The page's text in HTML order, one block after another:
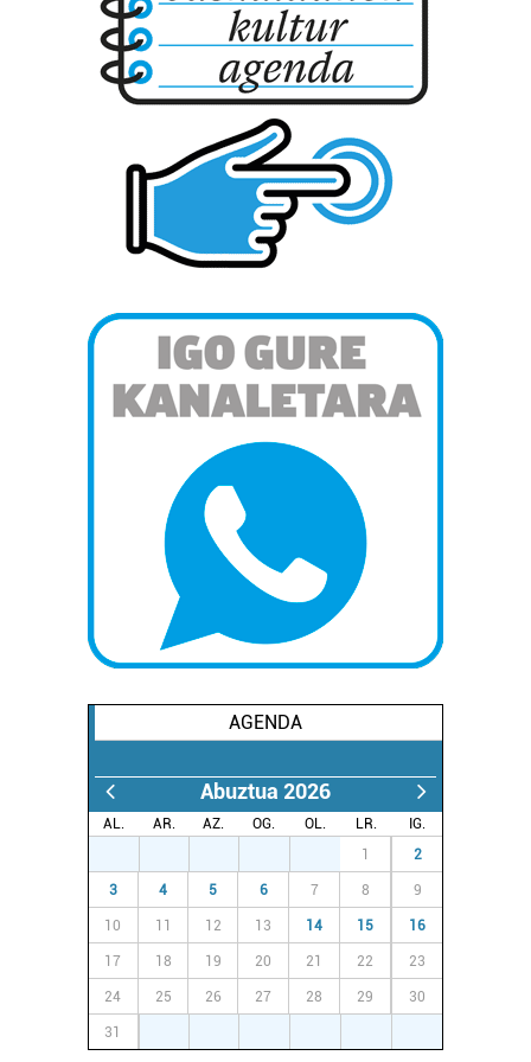
Lortu zure datu pertsonalak prozesatzeko moduari
buruzko informazio gehiago eta ezarri zure lehentasunak
datuen atalean. Edozein unetan alda edo ken dezakezu
zure baimena Cookieen adierazpenean.
Webgune honek cookie propioak eta hirugarrenen cookie-
fitxategiak erabiltzen ditu. Zure esperientzia eta
zerbitzuak hobetzeko asmoz, cookie teknologiaz
baliatzen gara. Ohar hau onartuz gero, teknologia hori
AGENDA
Abuztua 2026
AL. AR. AZ. OG. OL. LR.
IG.
1 2
3 4 5 6 7 8 9
10 11 12 13 14 15 16
17 18 19 20 21 22 23
24 25 26 27 28 29 30
31